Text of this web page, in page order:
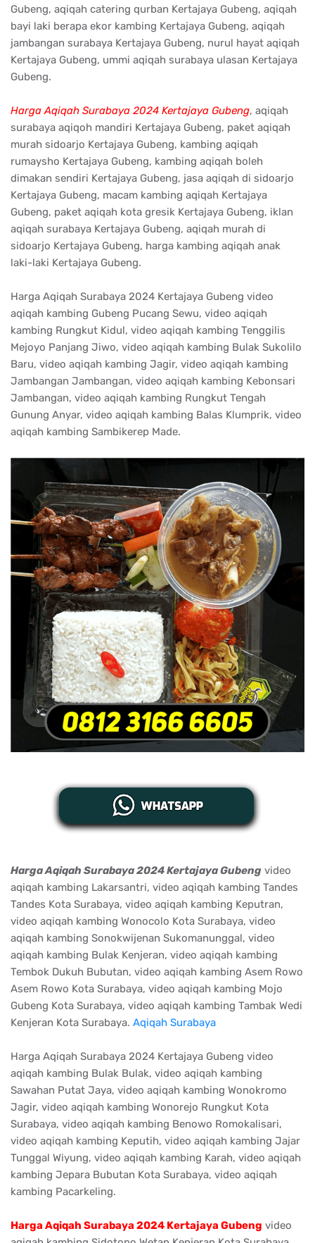
Gubeng, aqiqah catering qurban Kertajaya Gubeng, aqiqah
bayi laki berapa ekor kambing Kertajaya Gubeng, aqiqah
jambangan surabaya Kertajaya Gubeng, nurul hayat aqiqah
Kertajaya Gubeng, ummi aqiqah surabaya ulasan Kertajaya
Gubeng.
Harga Aqiqah Surabaya 2024 Kertajaya Gubeng, aqiqah
surabaya aqiqoh mandiri Kertajaya Gubeng, paket aqiqah
murah sidoarjo Kertajaya Gubeng, kambing aqiqah
rumaysho Kertajaya Gubeng, kambing aqiqah boleh
dimakan sendiri Kertajaya Gubeng, jasa aqiqah di sidoarjo
Kertajaya Gubeng, macam kambing aqiqah Kertajaya
Gubeng, paket aqiqah kota gresik Kertajaya Gubeng, iklan
aqiqah surabaya Kertajaya Gubeng, aqiqah murah di
sidoarjo Kertajaya Gubeng, harga kambing aqiqah anak
laki-laki Kertajaya Gubeng.
Harga Aqiqah Surabaya 2024 Kertajaya Gubeng video
aqiqah kambing Gubeng Pucang Sewu, video aqiqah
kambing Rungkut Kidul, video aqiqah kambing Tenggilis
Mejoyo Panjang Jiwo, video aqiqah kambing Bulak Sukolilo
Baru, video aqiqah kambing Jagir, video aqiqah kambing
Jambangan Jambangan, video aqiqah kambing Kebonsari
Jambangan, video aqiqah kambing Rungkut Tengah
Gunung Anyar, video aqiqah kambing Balas Klumprik, video
aqiqah kambing Sambikerep Made.
Harga Aqiqah Surabaya 2024 Kertajaya Gubeng video
aqiqah kambing Lakarsantri, video aqiqah kambing Tandes
Tandes Kota Surabaya, video aqiqah kambing Keputran,
video aqiqah kambing Wonocolo Kota Surabaya, video
aqiqah kambing Sonokwijenan Sukomanunggal, video
aqiqah kambing Bulak Kenjeran, video aqiqah kambing
Tembok Dukuh Bubutan, video aqiqah kambing Asem Rowo
Asem Rowo Kota Surabaya, video aqiqah kambing Mojo
Gubeng Kota Surabaya, video aqiqah kambing Tambak Wedi
Kenjeran Kota Surabaya. Aqiqah Surabaya
Harga Aqiqah Surabaya 2024 Kertajaya Gubeng video
aqiqah kambing Bulak Bulak, video aqiqah kambing
Sawahan Putat Jaya, video aqiqah kambing Wonokromo
Jagir, video aqiqah kambing Wonorejo Rungkut Kota
Surabaya, video aqiqah kambing Benowo Romokalisari,
video aqiqah kambing Keputih, video aqiqah kambing Jajar
Tunggal Wiyung, video aqiqah kambing Karah, video aqiqah
kambing Jepara Bubutan Kota Surabaya, video aqiqah
kambing Pacarkeling.
Harga Aqiqah Surabaya 2024 Kertajaya Gubeng video